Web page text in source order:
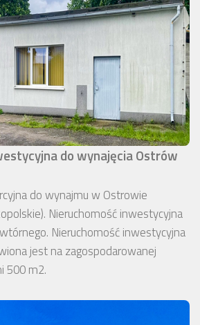
do wynajęcia Ostrów
do wynajmu w Ostrowie
Nieruchomość inwestycyjna
Nieruchomość inwestycyjna
jest na zagospodarowanej
500 m2.